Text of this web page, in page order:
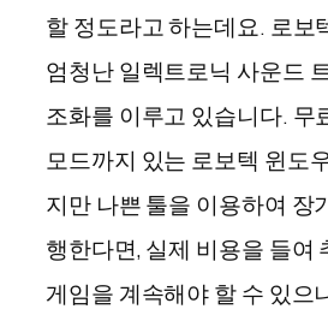
할 정도라고 하는데요. 로보
엄청난 일렉트로닉 사운드
조화를 이루고 있습니다. 무
모드까지 있는 로보텍 윈도
지만 나쁜 툴을 이용하여 장
행한다면, 실제 비용을 들여
게임을 계속해야 할 수 있으